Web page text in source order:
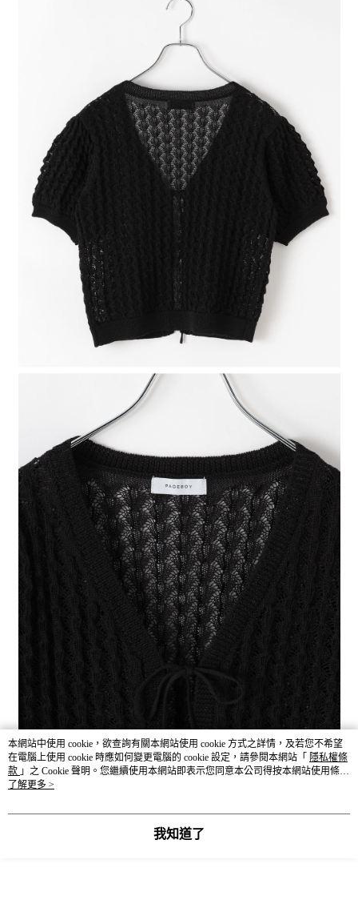
本網站中使用 cookie，欲查詢有關本網站使用 cookie 方式之詳情，及若您不希望
在電腦上使用 cookie 時應如何變更電腦的 cookie 設定，請參閱本網站「 隱私權條
款 」之 Cookie 聲明。您繼續使用本網站即表示您同意本公司得按本網站使用條款
之 Cookie 聲明使用 cookie。
了解更多 >
我知道了